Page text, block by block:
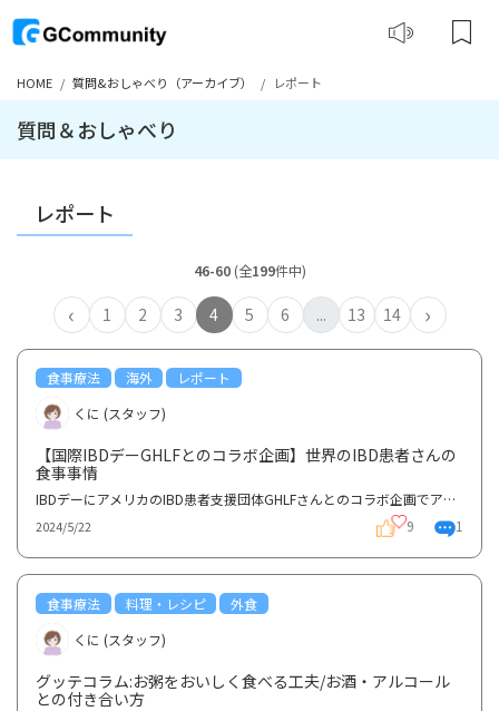
HOME 質問&おしゃべり（アーカイブ） レポート
質問＆おしゃべり
レポート
46-60(全199件中)
‹ 1 2 3 4 5 6 ... 13 14 ›
食事療法 海外
レポート
くに (スタッフ)
【国際IBDデーGHLFとのコラボ企画】世界のIBD患者さんの
食事事情
IBDデーにアメリカのIBD患者支援団体GHLFさんとのコラボ企画でアンケート調査を実施しました。ご協力い...
2024/5/22 9 1
食事療法 料理・レシピ
外食
くに (スタッフ)
グッテコラム:お粥をおいしく食べる工夫/お酒・アルコール
との付き合い方